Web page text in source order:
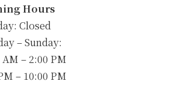
Hours
Closed
– Sunday:
AM – 2:00 PM
– 10:00 PM